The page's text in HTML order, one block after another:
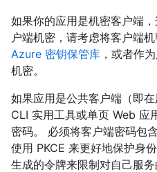
如果你的应用是机密客户端
户端机密，请考虑将客户端
Azure 密钥保管库 ，或者作
机密。
如果应用是公共客户端（即
CLI 实用工具或单页 Web 应
密码。 必须将客户端密码包
使用 PKCE 来更好地保护身
生成的令牌来限制对自己服